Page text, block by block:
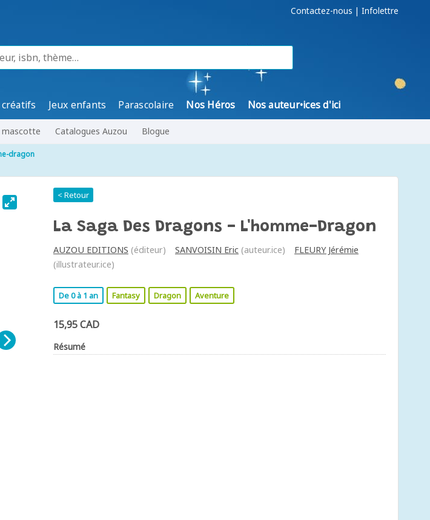
Contactez-nous | Infolettre
Jeux enfants Parascolaire Nos Héros Nos auteur•ices d'ici
mascotte Catalogues Auzou Blogue
dragon
< Retour
La Saga Des Dragons - L'homme-Dragon
AUZOU EDITIONS (éditeur) SANVOISIN Eric (auteur.ice)
FLEURY Jérémie
(illustrateur.ice)
De 0 à 1 an Fantasy Dragon Aventure
15,95 CAD
Résumé